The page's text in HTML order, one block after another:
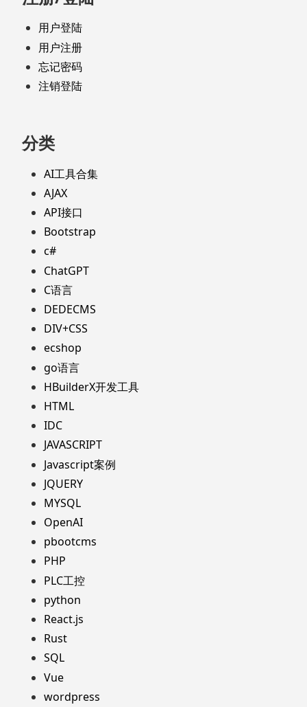
用户登陆
用户注册
忘记密码
注销登陆
分类
AI工具合集
AJAX
API接口
Bootstrap
c#
ChatGPT
C语言
DEDECMS
DIV+CSS
ecshop
go语言
HBuilderX开发工具
HTML
IDC
JAVASCRIPT
Javascript案例
JQUERY
MYSQL
OpenAI
pbootcms
PHP
PLC工控
python
React.js
Rust
SQL
Vue
wordpress